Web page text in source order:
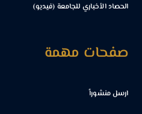
الحصاد الأخباري للجامعة (فيديو)
صفحات مهمة
ارسل منشوراً